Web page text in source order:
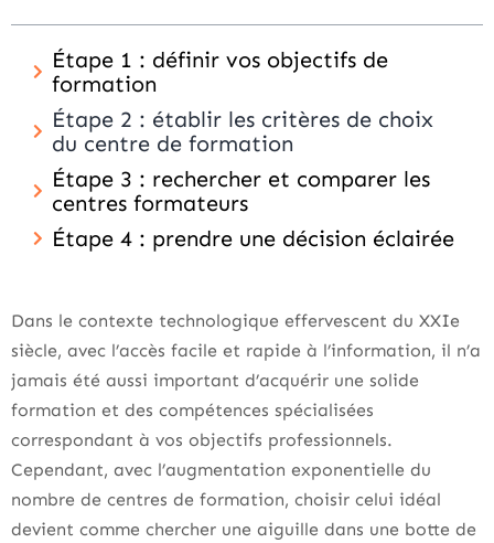
Étape 1 : définir vos objectifs de
formation
Étape 2 : établir les critères de choix
du centre de formation
Étape 3 : rechercher et comparer les
centres formateurs
Étape 4 : prendre une décision éclairée
Dans le contexte technologique effervescent du XXIe
siècle, avec l’accès facile et rapide à l’information, il n’a
jamais été aussi important d’acquérir une solide
formation et des compétences spécialisées
correspondant à vos objectifs professionnels.
Cependant, avec l’augmentation exponentielle du
nombre de centres de formation, choisir celui idéal
devient comme chercher une aiguille dans une botte de